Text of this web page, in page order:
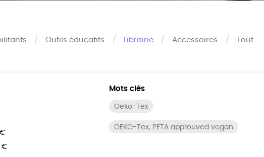
Outils éducatifs Librairie Accessoires Tout
€
Mots clés
Oeko-Tex
OEKO-Tex, PETA approuved vegan